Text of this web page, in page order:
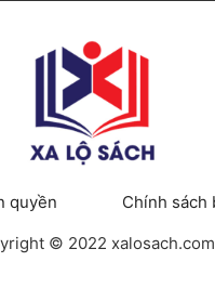
quyền
Chính sách
© 2022 xalosach.com